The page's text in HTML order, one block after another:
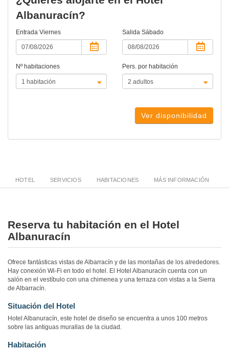
Albanuracín?
Entrada Viernes Salida Sábado
Nº habitaciones Pers. por habitación
Ver disponibilidad
HOTEL SERVICIOS HABITACIONES MÁS INFORMACIÓN
Reserva tu habitación en el Hotel
Albanuracín
Ofrece fantásticas vistas de Albarracín y de las montañas de los alrededores.
Hay conexión Wi-Fi en todo el hotel. El Hotel Albanuracín cuenta con un
salón en el vestíbulo con una chimenea y una terraza con vistas a la Sierra
de Albarracín.
Situación del Hotel
Hotel Albanuracín, este hotel de diseño se encuentra a unos 100 metros
sobre las antiguas murallas de la ciudad.
Habitación